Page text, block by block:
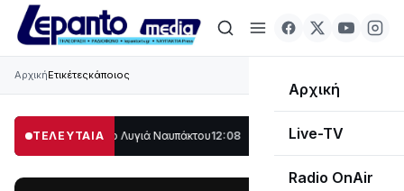
Αρχική
Live-TV
Radio OnAir
ΑρχικήΕτικέτεςκάποιος
ΤΕΛΕΥΤΑΙΑ
στο Λυγιά Ναυπάκτου 12:08 Σε τροχιά υλοποίησης η Παράκαμψη